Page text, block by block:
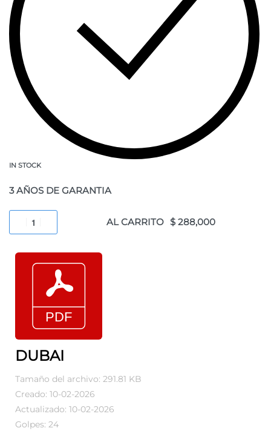
IN STOCK
3 AÑOS DE GARANTIA
AL CARRITO
DUBAI
Tamaño del archivo: 291.81 KB
Creado: 10-02-2026
Actualizado: 10-02-2026
Golpes: 24